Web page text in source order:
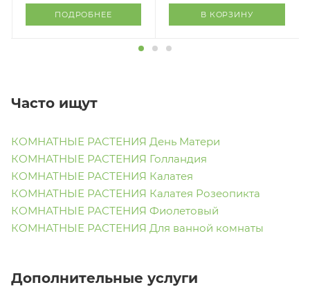
ПОДРОБНЕЕ В КОРЗИНУ
Часто ищут
КОМНАТНЫЕ РАСТЕНИЯ День Матери
КОМНАТНЫЕ РАСТЕНИЯ Голландия
КОМНАТНЫЕ РАСТЕНИЯ Калатея
КОМНАТНЫЕ РАСТЕНИЯ Калатея Розеопикта
КОМНАТНЫЕ РАСТЕНИЯ Фиолетовый
КОМНАТНЫЕ РАСТЕНИЯ Для ванной комнаты
Дополнительные услуги